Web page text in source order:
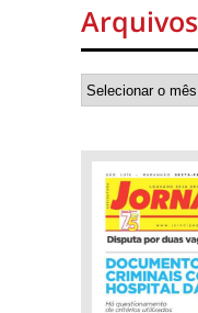
Arquivos